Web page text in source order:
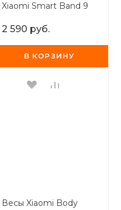
Xiaomi Smart Band 9
2 590 руб.
В КОРЗИНУ
Весы Xiaomi Body